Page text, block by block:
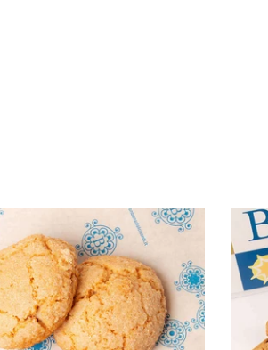
morbidi
(100g
-
300g)